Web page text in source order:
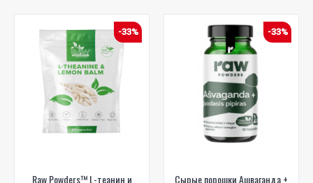
-33%
Raw Powders™ L-теанин и
-33%
Сырые порошки Ашваганда +